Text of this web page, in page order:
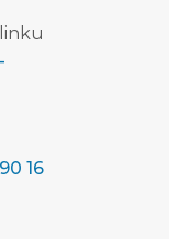
16